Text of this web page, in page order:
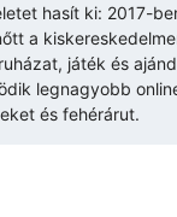
hasít ki: 2017-
a
játék és
legnagyobb
és fehérárut.